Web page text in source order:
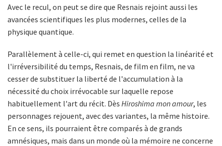
Avec le recul, on peut se dire que Resnais rejoint aussi les
avancées scientifiques les plus modernes, celles de la
physique quantique.
Parallèlement à celle-ci, qui remet en question la linéarité et
l'irréversibilité du temps, Resnais, de film en film, ne va
cesser de substituer la liberté de l'accumulation à la
nécessité du choix irrévocable sur laquelle repose
habituellement l'art du récit. Dès Hiroshima mon amour, les
personnages rejouent, avec des variantes, la même histoire.
En ce sens, ils pourraient être comparés à de grands
amnésiques, mais dans un monde où la mémoire ne concerne